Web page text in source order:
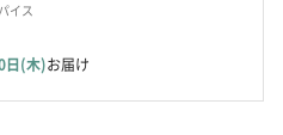
イス
日(木)お届け